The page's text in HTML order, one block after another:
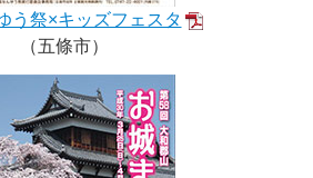
う祭×キッズフェスタ
（五條市）